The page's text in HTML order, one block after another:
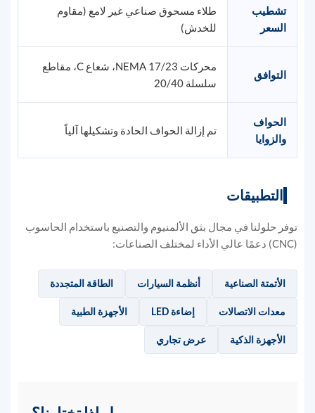
تشطيب
السعر
طلاء مسحوق صناعي غير لامع (مقاوم
للخدش)
التوافق
محركات NEMA 17/23، شعاع C، مقاطع
سلسلة 20/40
الحواف
والزوايا
تم إزالة الحواف الحادة وتشكيلها آلياً
التطبيقات
توفر حلولنا في مجال بثق الألمنيوم والتصنيع باستخدام الحاسوب
(CNC) دعمًا عالي الأداء لمختلف الصناعات:
الأتمتة الصناعية أنظمة السيارات الطاقة المتجددة
معدات الاتصالات إضاءة LED الأجهزة الطبية
الأجهزة الذكية عرض تجاري